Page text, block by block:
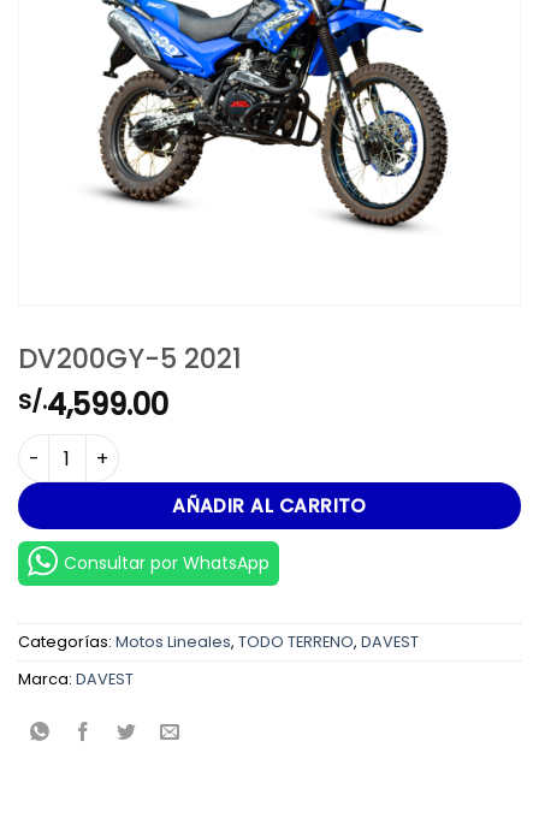
DV200GY-5 2021
S/.4,599.00
DV200GY-5 2021 cantidad
AÑADIR AL CARRITO
Consultar por WhatsApp
Categorías: Motos Lineales, TODO TERRENO, DAVEST
Marca: DAVEST